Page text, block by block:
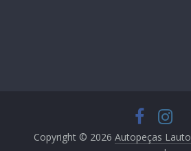
Copyright © 2026 Autopeças Lauto